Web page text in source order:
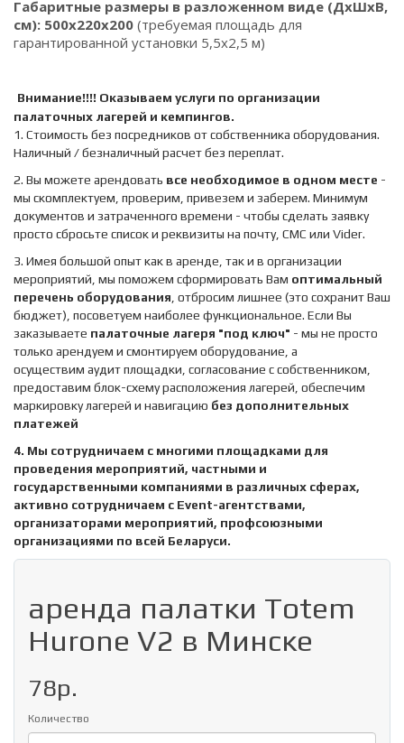
Габаритные размеры в разложенном виде (ДхШхВ,
см): 500х220х200 (требуемая площадь для
гарантированной установки 5,5х2,5 м)
Внимание!!!! Оказываем услуги по организации
палаточных лагерей и кемпингов.
1. Стоимость без посредников от собственника оборудования.
Наличный / безналичный расчет без переплат.
2. Вы можете арендовать все необходимое в одном месте -
мы скомплектуем, проверим, привезем и заберем. Минимум
документов и затраченного времени - чтобы сделать заявку
просто сбросьте список и реквизиты на почту, СМС или Vider.
3. Имея большой опыт как в аренде, так и в организации
мероприятий, мы поможем сформировать Вам оптимальный
перечень оборудования , отбросим лишнее (это сохранит Ваш
бюджет), посоветуем наиболее функциональное. Если Вы
заказываете палаточные лагеря "под ключ" - мы не просто
только арендуем и смонтируем оборудование, а
осуществим аудит площадки, согласование с собственником,
предоставим блок-схему расположения лагерей, обеспечим
маркировку лагерей и навигацию без дополнительных
платежей
4. Мы сотрудничаем с многими площадками для
проведения мероприятий, частными и
государственными компаниями в различных сферах,
активно сотрудничаем с Event-агентствами,
организаторами мероприятий, профсоюзными
организациями по всей Беларуси.
аренда палатки Totem
Hurone V2 в Минске
78р.
Количество